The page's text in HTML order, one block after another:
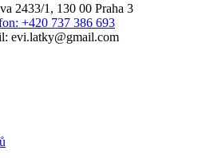
2433/1, 130 00 Praha 3
+420 737 386 693
evi.latky@gmail.com